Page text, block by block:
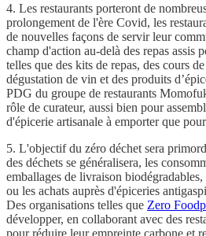
4. Les restaurants porteront de
prolongement de l'ère Covid, les
de nouvelles façons de servir leur
champ d'action au-delà des repas assis
telles que des kits de repas, des cours
dégustation de vin et des produits
PDG du groupe de restaurants
rôle de curateur, aussi bien pour
d'épicerie artisanale à emporter que
5. L'objectif du zéro déchet sera
des déchets se généralisera, les
emballages de livraison
ou les achats auprès d'épiceries
Des organisations telles que Zero
développer, en collaborant avec des
pour réduire leur empreinte carbone et